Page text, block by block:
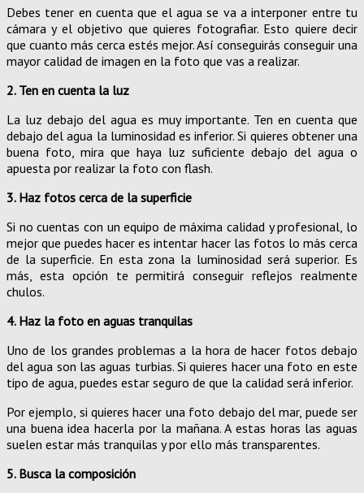
Debes tener en cuenta que el agua se va a interponer entre tu
cámara y el objetivo que quieres fotografiar. Esto quiere decir
que cuanto más cerca estés mejor. Así conseguirás conseguir una
mayor calidad de imagen en la foto que vas a realizar.
2. Ten en cuenta la luz
La luz debajo del agua es muy importante. Ten en cuenta que
debajo del agua la luminosidad es inferior. Si quieres obtener una
buena foto, mira que haya luz suficiente debajo del agua o
apuesta por realizar la foto con flash.
3. Haz fotos cerca de la superficie
Si no cuentas con un equipo de máxima calidad y profesional, lo
mejor que puedes hacer es intentar hacer las fotos lo más cerca
de la superficie. En esta zona la luminosidad será superior. Es
más, esta opción te permitirá conseguir reflejos realmente
chulos.
4. Haz la foto en aguas tranquilas
Uno de los grandes problemas a la hora de hacer fotos debajo
del agua son las aguas turbias. Si quieres hacer una foto en este
tipo de agua, puedes estar seguro de que la calidad será inferior.
Por ejemplo, si quieres hacer una foto debajo del mar, puede ser
una buena idea hacerla por la mañana. A estas horas las aguas
suelen estar más tranquilas y por ello más transparentes.
5. Busca la composición